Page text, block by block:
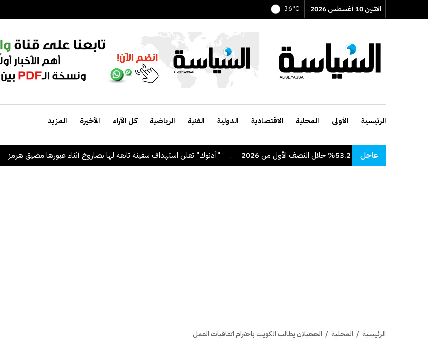
الاثنين 10 أغسطس 2026 36°C
الرئيسية الأولى المحلية الاقتصادية الدولية الفنية الرياضية كل الآراء الأخيرة المزيد
عاجل
خلال النصف الأول من 2026 . "أدنوك" تعلن استهداف سفينة تابعة لها بصاروخ أثناء عبورها مضيق هرمز .
الرئيسية / المحلية / الحجيلان يطالب الكويت باحترام اتفاقيات العمل